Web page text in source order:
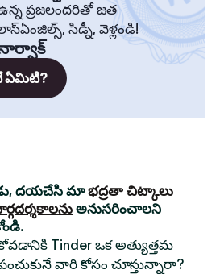
ప్రజలందరితో జత
సిడ్నీ, వెళ్లండి!
ఏమిటి?
దయచేసి మాభద్రతా చిట్కాలు
అనుసరించాలని
Tinder ఒక అత్యుత్తమ
వారి కోసం చూస్తున్నారా?